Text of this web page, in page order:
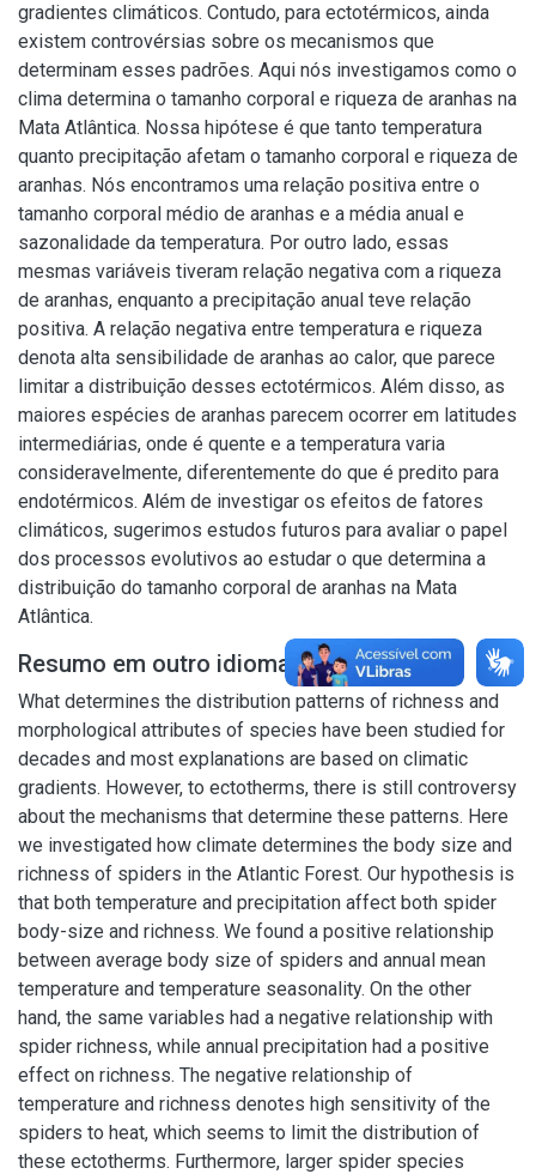
gradientes climáticos. Contudo, para ectotérmicos, ainda
existem controvérsias sobre os mecanismos que
determinam esses padrões. Aqui nós investigamos como o
clima determina o tamanho corporal e riqueza de aranhas na
Mata Atlântica. Nossa hipótese é que tanto temperatura
quanto precipitação afetam o tamanho corporal e riqueza de
aranhas. Nós encontramos uma relação positiva entre o
tamanho corporal médio de aranhas e a média anual e
sazonalidade da temperatura. Por outro lado, essas
mesmas variáveis tiveram relação negativa com a riqueza
de aranhas, enquanto a precipitação anual teve relação
positiva. A relação negativa entre temperatura e riqueza
denota alta sensibilidade de aranhas ao calor, que parece
limitar a distribuição desses ectotérmicos. Além disso, as
maiores espécies de aranhas parecem ocorrer em latitudes
intermediárias, onde é quente e a temperatura varia
consideravelmente, diferentemente do que é predito para
endotérmicos. Além de investigar os efeitos de fatores
climáticos, sugerimos estudos futuros para avaliar o papel
dos processos evolutivos ao estudar o que determina a
distribuição do tamanho corporal de aranhas na Mata
Atlântica.
Resumo em outro idioma
What determines the distribution patterns of richness and
morphological attributes of species have been studied for
decades and most explanations are based on climatic
gradients. However, to ectotherms, there is still controversy
about the mechanisms that determine these patterns. Here
we investigated how climate determines the body size and
richness of spiders in the Atlantic Forest. Our hypothesis is
that both temperature and precipitation affect both spider
body-size and richness. We found a positive relationship
between average body size of spiders and annual mean
temperature and temperature seasonality. On the other
hand, the same variables had a negative relationship with
spider richness, while annual precipitation had a positive
effect on richness. The negative relationship of
temperature and richness denotes high sensitivity of the
spiders to heat, which seems to limit the distribution of
these ectotherms. Furthermore, larger spider species